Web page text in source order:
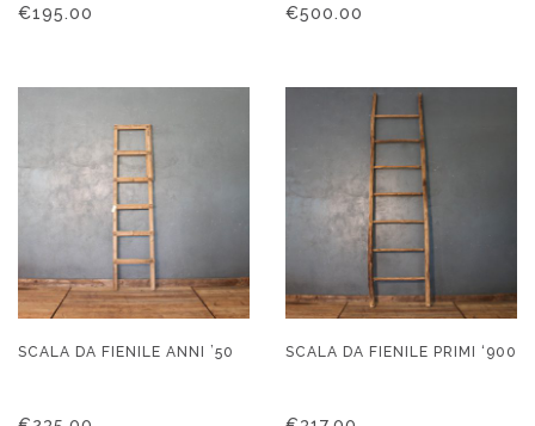
€195.00 €500.00
SCALA DA FIENILE ANNI ’50 SCALA DA FIENILE PRIMI ‘900